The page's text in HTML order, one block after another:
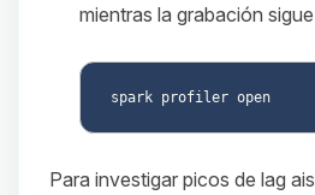
mientras la grabación
Para investigar picos de lag